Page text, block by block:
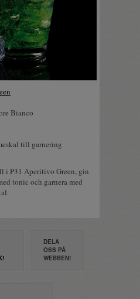
Bianco
till garnering
i P31 Aperitivo Green, gin
tonic och garnera med
DELA
OSS PÅ
WEBBEN!